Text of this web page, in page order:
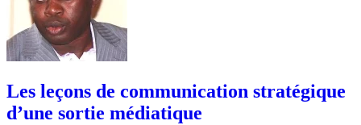
Les leçons de communication stratégique
d’une sortie médiatique